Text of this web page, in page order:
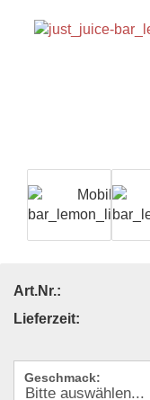
Art.Nr.:
Lieferzeit:
Geschmack: